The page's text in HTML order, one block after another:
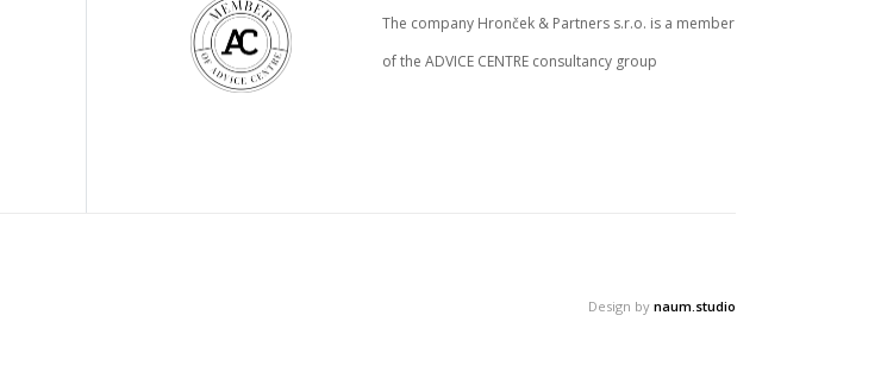
The company Hronček & Partners s.r.o. is a member
of the ADVICE CENTRE consultancy group
Design by naum.studio